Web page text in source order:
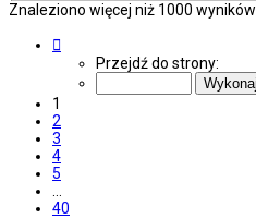
Znaleziono więcej niż 1000 wyników
Przejdź do strony:
1
2
3
4
5
…
40